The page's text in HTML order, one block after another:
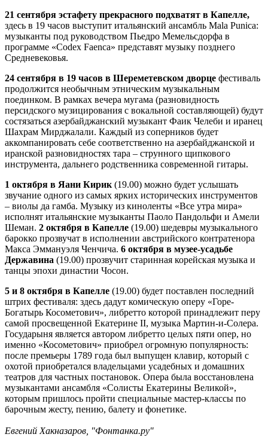
21 сентября эстафету прекрасного подхватят в Капелле,
здесь в 19 часов выступит итальянский ансамбль Mala Punica:
музыканты под руководством Пьедро Мемельсдорфа в
программе «Codex Faenca» представят музыку позднего
Средневековья.
24 сентября в 19 часов в Шереметевском дворце фестиваль
продолжится необычным этническим музыкальным
поединком. В рамках вечера мугама (разновидность
персидского музицирования с вокальной составляющей) будут
состязаться азербайджанский музыкант Фаик Челеби и иранец
Шахрам Мирджалали. Каждый из соперников будет
аккомпанировать себе соответственно на азербайджанской и
иранской разновидностях тара – струнного щипкового
инструмента, дальнего родственника современной гитары.
1 октября в Яани Кирик (19.00) можно будет услышать
звучание одного из самых ярких исторических инструментов
– виолы да гамба. Музыку из киноленты «Все утра мира»
исполнят итальянские музыканты Паоло Пандольфи и Амели
Шеман. 2 октября в Капелле (19.00) шедевры музыкального
барокко прозвучат в исполнении австрийского контратенора
Макса Эммануэля Ченчича. 6 октября в музее-усадьбе
Державина (19.00) прозвучит старинная корейская музыка и
танцы эпохи династии Чосон.
5 и 8 октября в Капелле (19.00) будет поставлен последний
штрих фестиваля: здесь дадут комическую оперу «Горе-
Богатырь Косометович», либретто которой принадлежит перу
самой просвещенной Екатерине II, музыка Мартин-и-Солера.
Государыня является автором либретто целых пяти опер, но
именно «Косометович» приобрел огромную популярность:
после премьеры 1789 года был выпущен клавир, который с
охотой приобретался владельцами усадебных и домашних
театров для частных постановок. Опера была восстановлена
музыкантами ансамбля «Солисты Екатерины Великой»,
которым пришлось пройти специальные мастер-классы по
барочным жесту, пению, балету и фонетике.
Евгений Хакназаров, "Фонтанка.ру"